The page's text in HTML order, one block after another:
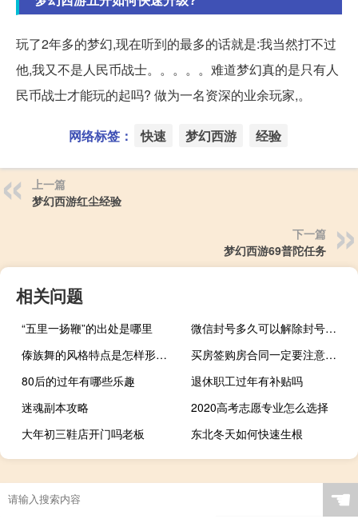
玩了2年多的梦幻,现在听到的最多的话就是:我当然打不过
他,我又不是人民币战士。。。。。难道梦幻真的是只有人
民币战士才能玩的起吗? 做为一名资深的业余玩家,。
网络标签： 快速 梦幻西游 经验
上一篇
梦幻西游红尘经验
下一篇
梦幻西游69普陀任务
相关问题
“五里一扬鞭”的出处是哪里
微信封号多久可以解除封号（微信封号多久可以解除）
傣族舞的风格特点是怎样形成的（傣族舞的风格特点）
买房签购房合同一定要注意什么事项
80后的过年有哪些乐趣
退休职工过年有补贴吗
迷魂副本攻略
2020高考志愿专业怎么选择
大年初三鞋店开门吗老板
东北冬天如何快速生根
☚